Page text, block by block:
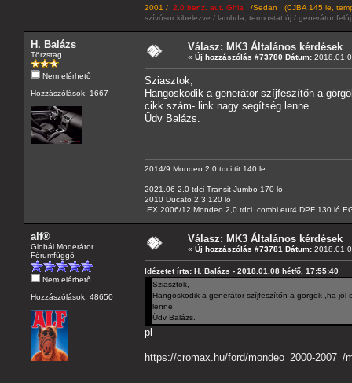
2001 / 2.0 benz. aut. Ghia
/Sedan (CJBA 145 le,
szívósor kibelezve / lambda, termostat új / generátor
H. Balázs
Törzstag
Nem elérhető
Hozzászólások: 1667
Válasz: MK3 Általános kérdések
« Új hozzászólás #73780 Dátum:
Sziasztok,
Hangoskodik a generátor szíjfeszítőn a
cikk szám- link nagy segítség lenne.
Üdv Balázs.
2014/9 Mondeo 2.0 tdci tit 140 le
2021.06 2.0 tdci Transit Jumbo 170 ló
2010 Ducato 2.3 120 ló
EX 2006/12 Mondeo 2,0 tdci combi eur4 DPF 130 ló
alf®
Globál Moderátor
Fórumfüggő
Nem elérhető
Hozzászólások: 48650
Válasz: MK3 Általános kérdések
« Új hozzászólás #73781 Dátum:
Idézetet írta: H. Balázs - 2018.01.08 hétfő, 17:55:40
Sziasztok,
Hangoskodik a generátor szíjfeszítőn a görgök ,ha jól
lenne.
Üdv Balázs.
pl
https://cromax.hu/ford/mondeo_2000-